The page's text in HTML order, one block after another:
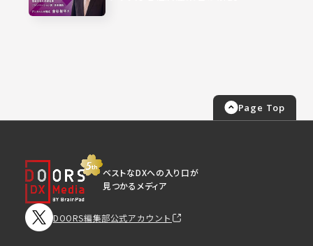
Page Top
ベストなDXへの入り口が
見つかるメディア
DOORS編集部公式アカウント